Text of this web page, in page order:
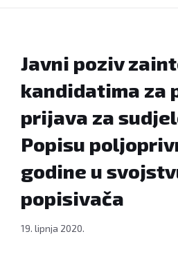
Javni poziv
kandidatima za
prijava za
Popisu
godine u
popisivača
19. lipnja 2020.